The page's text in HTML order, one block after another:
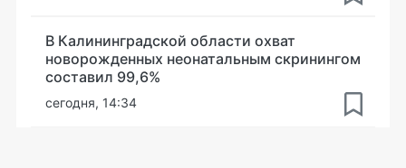
В Калининградской области охват
новорожденных неонатальным скринингом
составил 99,6%
сегодня, 14:34